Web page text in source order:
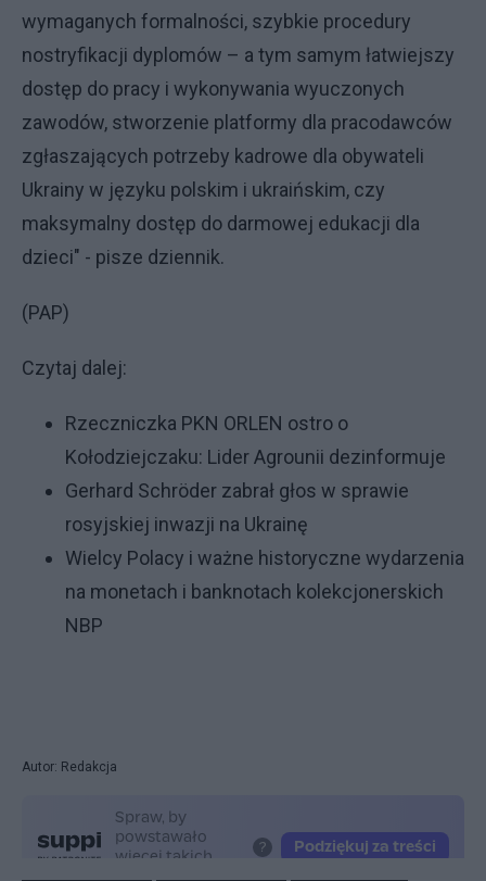
wymaganych formalności, szybkie procedury
nostryfikacji dyplomów – a tym samym łatwiejszy
dostęp do pracy i wykonywania wyuczonych
zawodów, stworzenie platformy dla pracodawców
zgłaszających potrzeby kadrowe dla obywateli
Ukrainy w języku polskim i ukraińskim, czy
maksymalny dostęp do darmowej edukacji dla
dzieci" - pisze dziennik.
(PAP)
Czytaj dalej:
Rzeczniczka PKN ORLEN ostro o
Kołodziejczaku: Lider Agrounii dezinformuje
Gerhard Schröder zabrał głos w sprawie
rosyjskiej inwazji na Ukrainę
Wielcy Polacy i ważne historyczne wydarzenia
na monetach i banknotach kolekcjonerskich
NBP
Autor: Redakcja